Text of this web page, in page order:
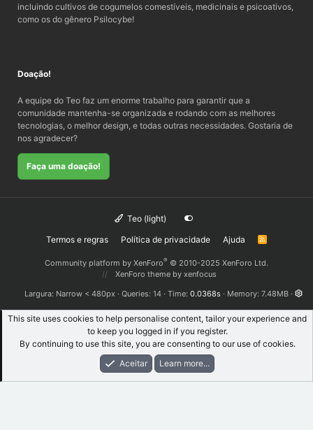
incluindo cultivos de cogumelos comestíveis, medicinais e psicoativos,
como os do gênero Psilocybe!
Doação!
A equipe do Teo faz um enorme trabalho para garantir que a
comunidade mantenha-se organizada e rodando com as melhores
tecnologias, o melhor design, e todas outras necessidades. Gostaria de
nos agradecer?
Faça uma doação!
Teo (light)
Termos e regras
Política de privacidade Ajuda
R
Community platform by XenForo® © 2010-2025 XenForo Ltd.
XenForo theme by xenfocus
Largura
Queries 14 Time 0.0368s Memory 7.48MB
This site uses cookies to help personalise content, tailor your experience and
to keep you logged in if you register.
By continuing to use this site, you are consenting to our use of cookies.
Aceitar
Learn more...